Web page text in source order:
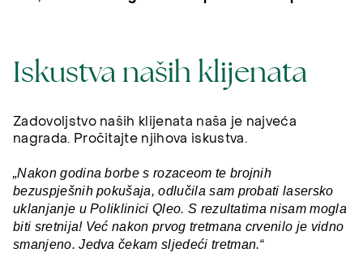
Iskustva naših klijenata
Zadovoljstvo naših klijenata naša je najveća
nagrada. Pročitajte njihova iskustva.
„Nakon godina borbe s rozaceom te brojnih
bezuspješnih pokušaja, odlučila sam probati lasersko
uklanjanje u Poliklinici Qleo. S rezultatima nisam mogla
biti sretnija! Već nakon prvog tretmana crvenilo je vidno
smanjeno. Jedva čekam sljedeći tretman.“